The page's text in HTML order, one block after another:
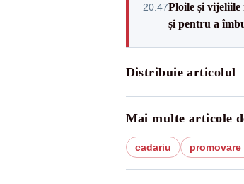
20:47Ploile și vijeliile
și pentru a
Distribuie articolul
Mai multe articole
cadariu